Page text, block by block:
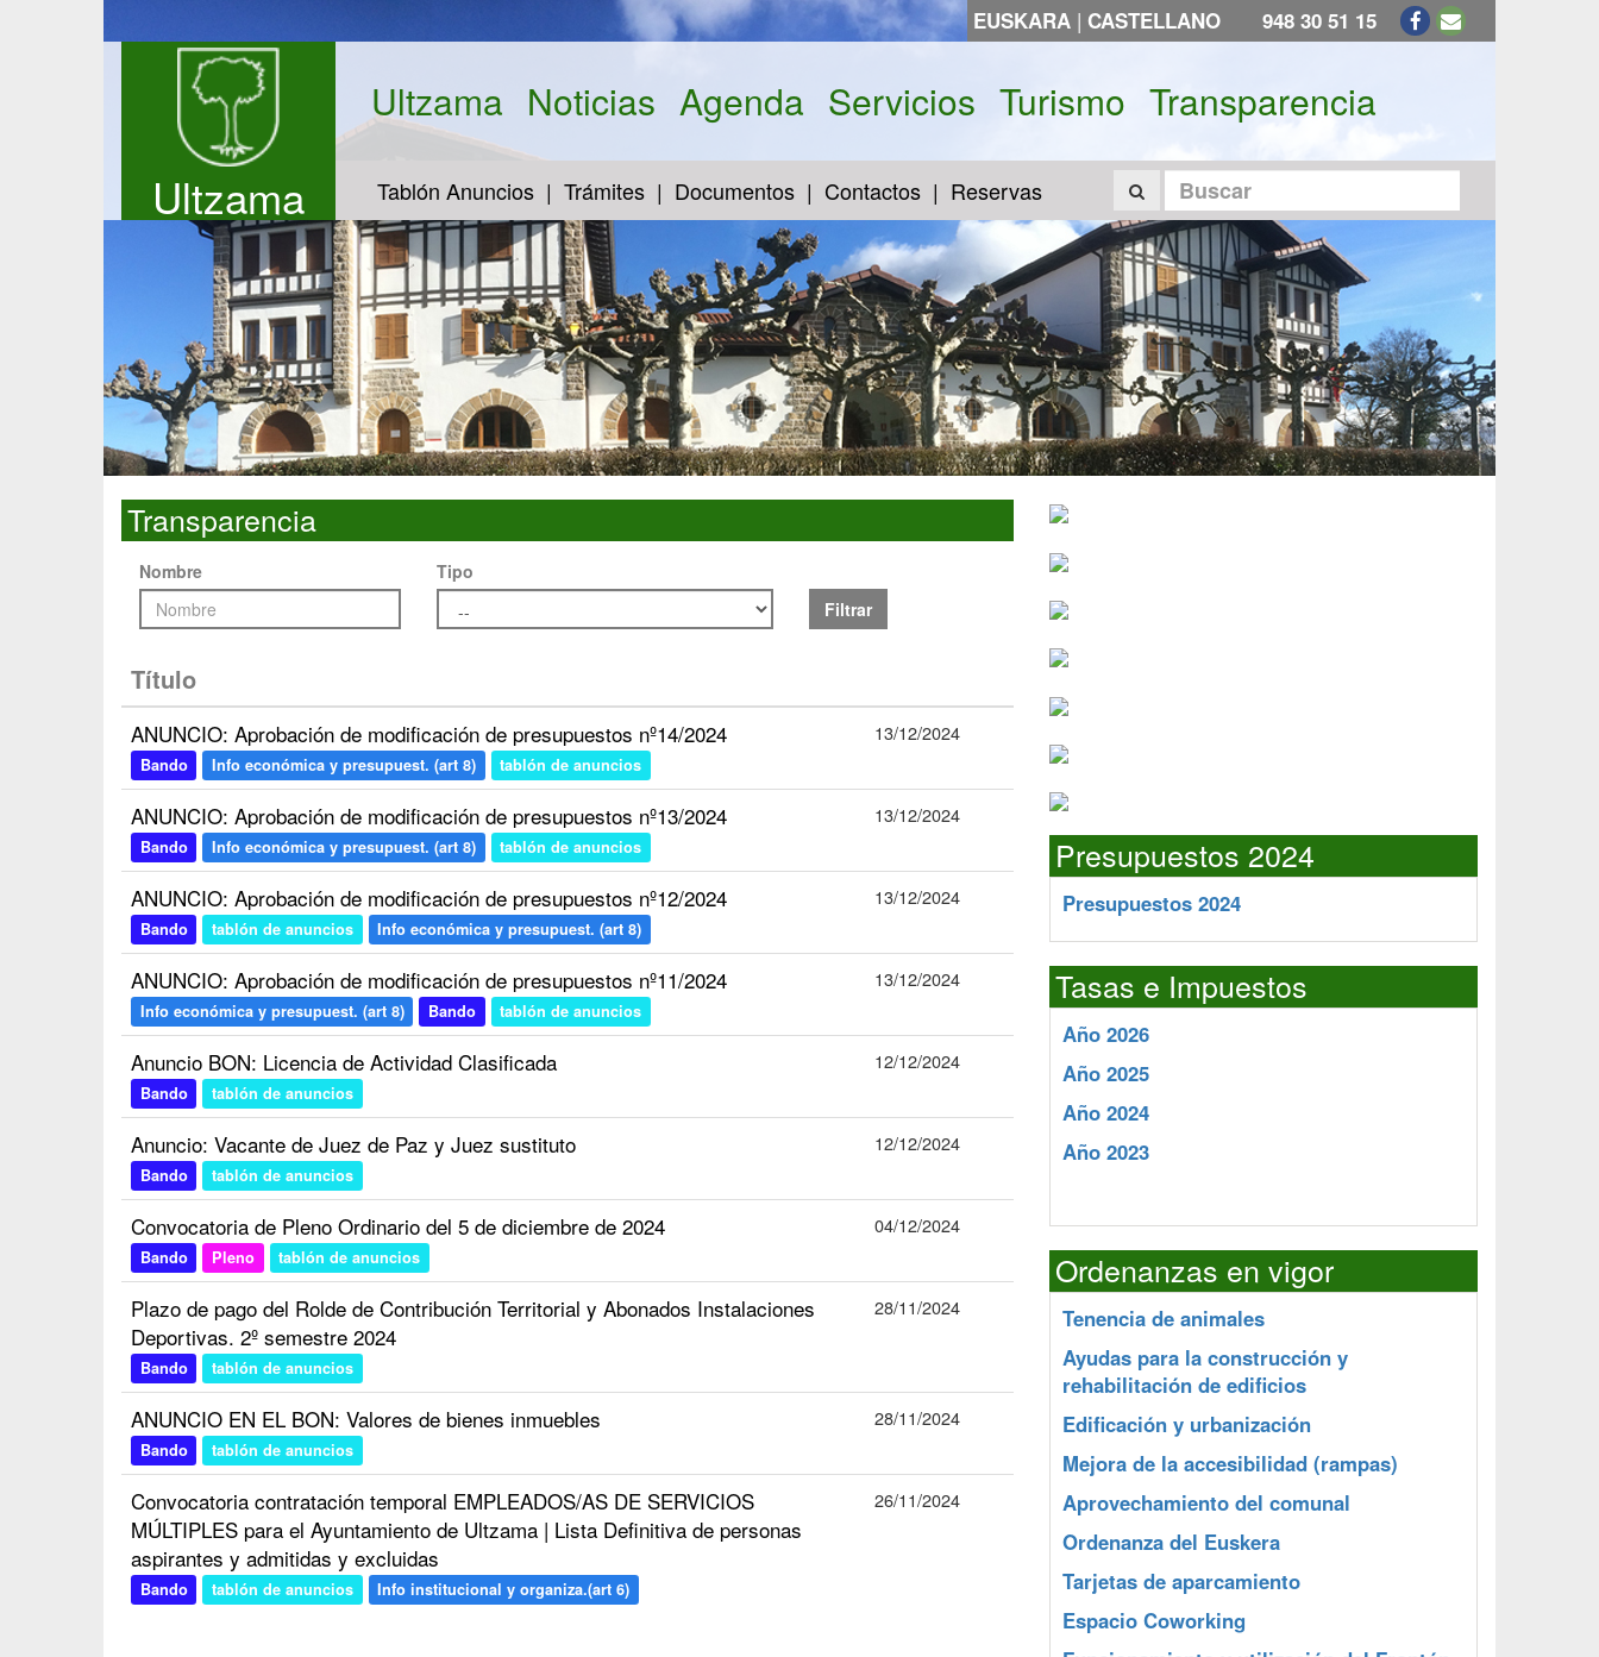
EUSKARA | CASTELLANO 948 30 51 15
Ultzama
Ultzama Noticias Agenda Servicios Turismo Transparencia
Tablón Anuncios Trámites Documentos Contactos Reservas
Transparencia
Nombre
Tipo
Filtrar
Título
ANUNCIO: Aprobación de modificación de presupuestos nº14/2024
Bando Info económica y presupuest. (art 8) tablón de anuncios
13/12/2024
ANUNCIO: Aprobación de modificación de presupuestos nº13/2024
Bando Info económica y presupuest. (art 8) tablón de anuncios
13/12/2024
ANUNCIO: Aprobación de modificación de presupuestos nº12/2024
Bando tablón de anuncios Info económica y presupuest. (art 8)
13/12/2024
ANUNCIO: Aprobación de modificación de presupuestos nº11/2024
Info económica y presupuest. (art 8) Bando tablón de anuncios
13/12/2024
Anuncio BON: Licencia de Actividad Clasificada
Bando tablón de anuncios
12/12/2024
Anuncio: Vacante de Juez de Paz y Juez sustituto
Bando tablón de anuncios
12/12/2024
Convocatoria de Pleno Ordinario del 5 de diciembre de 2024
Bando Pleno tablón de anuncios
04/12/2024
Plazo de pago del Rolde de Contribución Territorial y Abonados Instalaciones
Deportivas. 2º semestre 2024
Bando tablón de anuncios
28/11/2024
ANUNCIO EN EL BON: Valores de bienes inmuebles
Bando tablón de anuncios
28/11/2024
Convocatoria contratación temporal EMPLEADOS/AS DE SERVICIOS
MÚLTIPLES para el Ayuntamiento de Ultzama | Lista Definitiva de personas
aspirantes y admitidas y excluidas
Bando tablón de anuncios Info institucional y organiza.(art 6)
26/11/2024
Presupuestos 2024
Presupuestos 2024
Tasas e Impuestos
Año 2026
Año 2025
Año 2024
Año 2023
Ordenanzas en vigor
Tenencia de animales
Ayudas para la construcción y
rehabilitación de edificios
Edificación y urbanización
Mejora de la accesibilidad (rampas)
Aprovechamiento del comunal
Ordenanza del Euskera
Tarjetas de aparcamiento
Espacio Coworking